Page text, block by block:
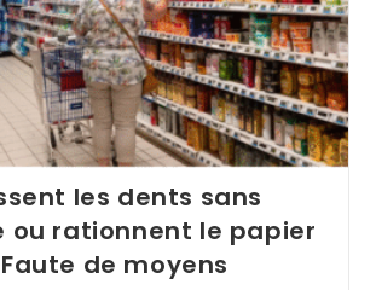
les dents sans
ou rationnent le papier
de moyens